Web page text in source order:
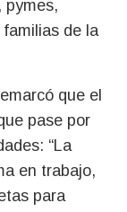
pymes,
de la
que el
pase por
“La
en trabajo,
para